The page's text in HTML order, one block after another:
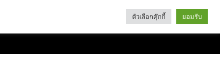
Categories
ตัวเลือกคุ๊กกี้ ยอมรับ